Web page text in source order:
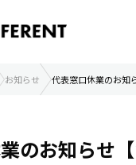
お知らせ 代表窓口休業のお知
のお知らせ